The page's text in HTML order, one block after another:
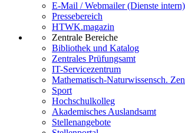
E-Mail / Webmailer (Dienste intern)
Pressebereich
HTWK.magazin
Zentrale Bereiche
Bibliothek und Katalog
Zentrales Prüfungsamt
IT-Servicezentrum
Mathematisch-Naturwissensch.
Sport
Hochschulkolleg
Akademisches Auslandsamt
Stellenangebote